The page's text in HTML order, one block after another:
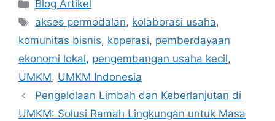
Blog Artikel
Tags
akses permodalan, kolaborasi usaha,
komunitas bisnis, koperasi, pemberdayaan
ekonomi lokal, pengembangan usaha kecil,
UMKM, UMKM Indonesia
Pengelolaan Limbah dan Keberlanjutan di
UMKM: Solusi Ramah Lingkungan untuk Masa